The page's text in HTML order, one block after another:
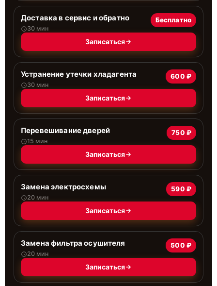
Доставка в сервис и обратно
30 мин
Бесплатно
Записаться
Устранение утечки хладагента
30 мин
600 ₽
Записаться
Перевешивание дверей
15 мин
750 ₽
Записаться
Замена электросхемы
20 мин
590 ₽
Записаться
Замена фильтра осушителя
20 мин
500 ₽
Записаться